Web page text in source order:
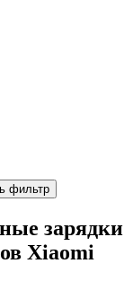
Xiaomi